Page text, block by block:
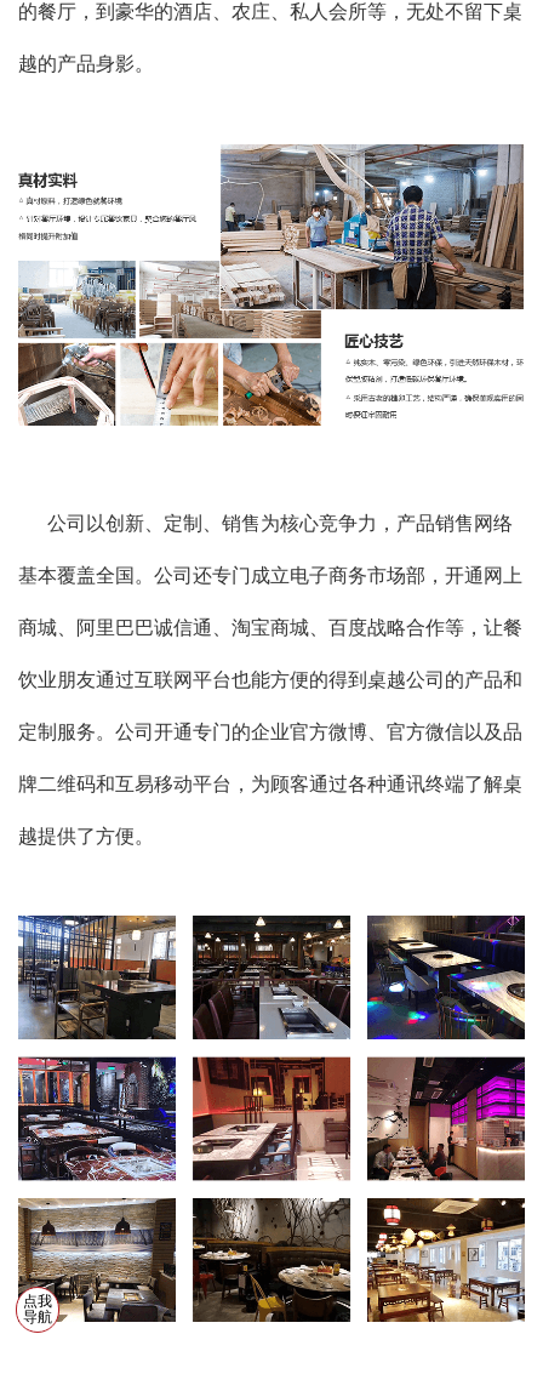
的餐厅，到豪华的酒店、农庄、私人会所等，无处不留下桌
越的产品身影。
公司以创新、定制、销售为核心竞争力，产品销售网络
基本覆盖全国。公司还专门成立电子商务市场部，开通网上
商城、阿里巴巴诚信通、淘宝商城、百度战略合作等，让餐
饮业朋友通过互联网平台也能方便的得到桌越公司的产品和
定制服务。公司开通专门的企业官方微博、官方微信以及品
牌二维码和互易移动平台，为顾客通过各种通讯终端了解桌
越提供了方便。
点我
导航